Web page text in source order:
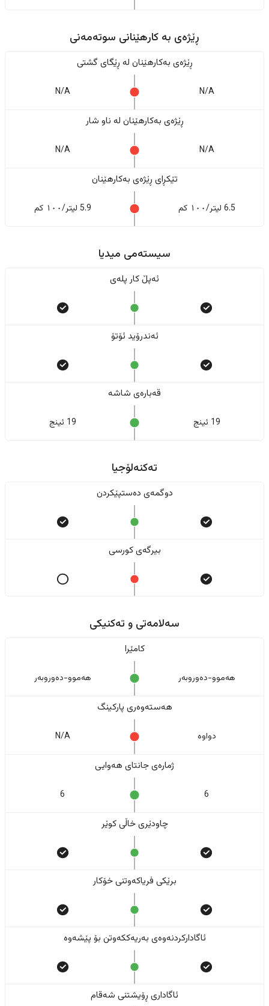
ڕێژەى به کارهێنانی سوتەمەنی
ڕێژەى بەکارهێنان له ڕێگای گشتی
N/A
N/A
ڕێژەى بەکارهێنان له ناو شار
N/A
N/A
تێکڕای ڕێژەى بەکارهێنان
6.5 لیتر/١٠٠ کم 5.9 لیتر/١٠٠ کم
سیستەمی میدیا
ئەپڵ کار پلەی
ئەندرۆید ئۆتۆ
قەبارەی شاشە
19 ئینج 19 ئینج
تەکنەلۆجیا
دوگمەی دەستپێکردن
بیرگەی کورسی
سەلامەتی و تەکنیکی
کامێرا
هەموو-دەوروبەر هەموو-دەوروبەر
هەستەوەری پارکینگ
دواوە N/A
ژمارەی جانتای هەوایی
6
6
چاودێری خاڵی کوێر
برێکی فریاکەوتنی خۆکار
ئاگادارکردنەوەی بەریەککەوتن بۆ پێشەوە
ئاگاداری ڕۆیشتنی شەقام